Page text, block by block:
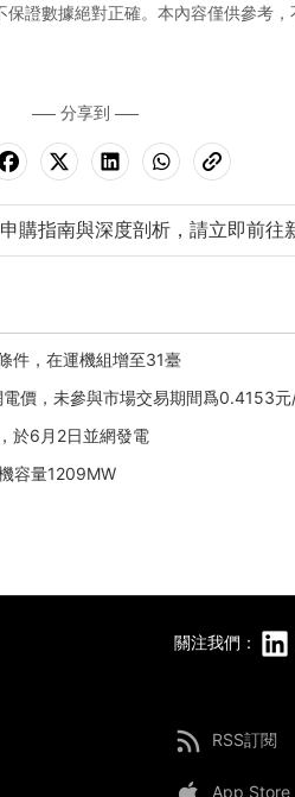
證數據絕對正確。本內容僅供參考，
分享到
購指南與深度剖析，請立即前往
件，在運機組增至31臺
價，未參與市場交易期間爲0.4153
於6月2日並網發電
容量1209MW
關注我們：
RSS訂閱
App Store